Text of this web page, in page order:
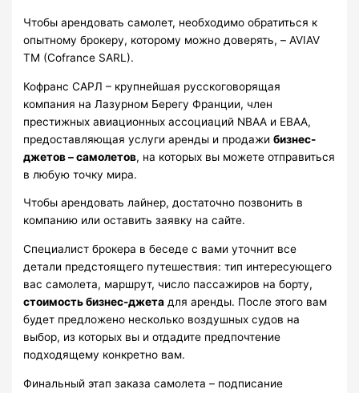
Чтобы арендовать самолет, необходимо обратиться к
опытному брокеру, которому можно доверять, – AVIAV
TM (Cofrance SARL).
Кофранс САРЛ – крупнейшая русскоговорящая
компания на Лазурном Берегу Франции, член
престижных авиационных ассоциаций NBAA и EBAA,
предоставляющая услуги аренды и продажибизнес-
джетов – самолетов, на которых вы можете отправиться
в любую точку мира.
Чтобы арендовать лайнер, достаточно позвонить в
компанию или оставить заявку на сайте.
Специалист брокера в беседе с вами уточнит все
детали предстоящего путешествия: тип интересующего
вас самолета, маршрут, число пассажиров на борту,
стоимость бизнес-джета для аренды. После этого вам
будет предложено несколько воздушных судов на
выбор, из которых вы и отдадите предпочтение
подходящему конкретно вам.
Финальный этап заказа самолета – подписание